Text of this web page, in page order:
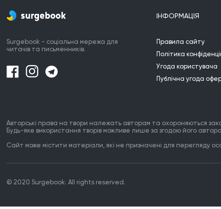
Surgebook - соціальна мережа для
читачів та письменників.
ІНФОРМАЦІЯ
Правила сайту
Політика
Угода користувача
Публічна угода
Авторські права на твори належать авторам та охороняються
Будь-яке використання творів можливе лише за згодою його
Сайт може містити матеріали, які не призначені для перегляду
© 2020 Surgebook. All rights reserved.